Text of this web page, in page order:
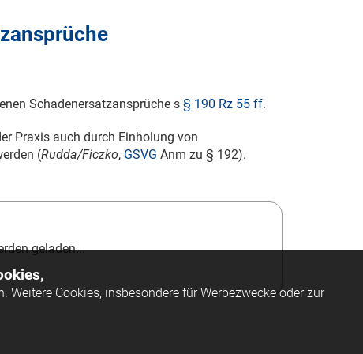
Schadenersatzansprüche s § 190 Rz 55 ff.
Praxis auch durch Einholung von
(Rudda/Ficzko, GSVG Anm zu § 192).
geladen...
Cookies, insbesondere für Werbezwecke oder zur